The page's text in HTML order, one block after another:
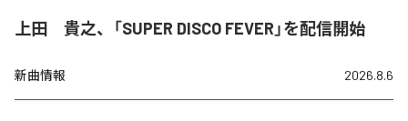
上田 貴之、「SUPER DISCO FEVER」を配信開始
新曲情報 2026.8.6